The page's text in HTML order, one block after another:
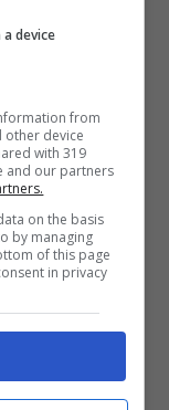
può anche
In alcune
e
il canone Rai.
pagato solo
hanno la tv.
ogni anno
entro il 31
device
from
other device
with 319
and our partners
on the basis
by managing
of this page
in privacy